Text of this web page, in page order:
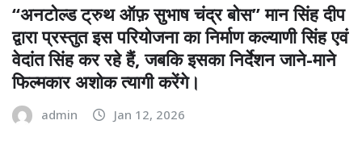
“अनटोल्ड ट्रुथ ऑफ़ सुभाष चंद्र बोस” मान सिंह दीप
द्वारा प्रस्तुत इस परियोजना का निर्माण कल्याणी सिंह एवं
वेदांत सिंह कर रहे हैं, जबकि इसका निर्देशन जाने-माने
फिल्मकार अशोक त्यागी करेंगे।
admin Jan 12, 2026